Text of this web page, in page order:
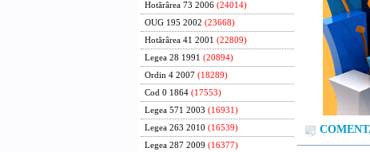
Hotărârea 73 2006 (24014)
OUG 195 2002 (23668)
Hotărârea 41 2001 (22809)
Legea 28 1991 (20894)
Ordin 4 2007 (18289)
Cod 0 1864 (17553)
Legea 571 2003 (16931)
Legea 263 2010 (16539)
Legea 287 2009 (16377)